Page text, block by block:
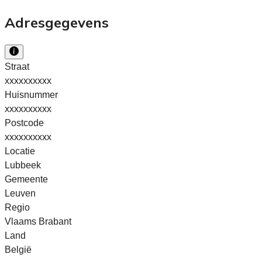
Adresgegevens
Straat
xxxxxxxxxx
Huisnummer
xxxxxxxxxx
Postcode
xxxxxxxxxx
Locatie
Lubbeek
Gemeente
Leuven
Regio
Vlaams Brabant
Land
België